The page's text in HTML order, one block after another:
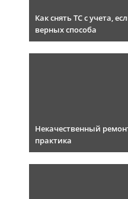
Как снять ТС с учета,
верных способа
Некачественный
практика